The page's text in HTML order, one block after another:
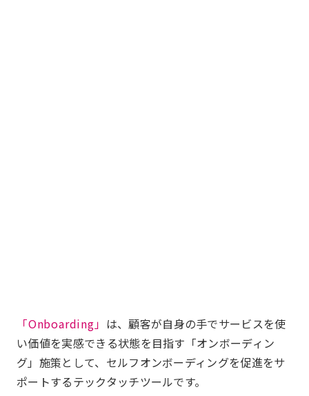
「Onboarding」 は、顧客が自身の手でサービスを使
い価値を実感できる状態を目指す「オンボーディン
グ」施策として、セルフオンボーディングを促進をサ
ポートするテックタッチツールです。